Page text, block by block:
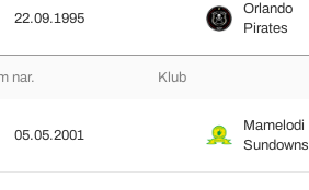
22.09.1995
Orlando
Pirates
nar. Klub
05.05.2001
Mamelodi
Sundowns